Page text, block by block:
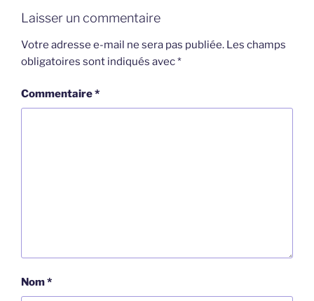
Laisser un commentaire
Votre adresse e-mail ne sera pas publiée. Les champs
obligatoires sont indiqués avec*
Commentaire*
Nom*